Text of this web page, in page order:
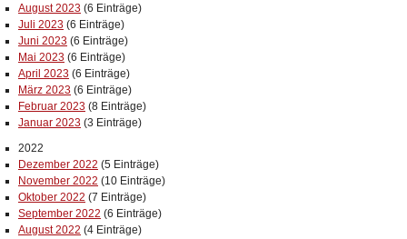
August 2023 (6 Einträge)
Juli 2023 (6 Einträge)
Juni 2023 (6 Einträge)
Mai 2023 (6 Einträge)
April 2023 (6 Einträge)
März 2023 (6 Einträge)
Februar 2023 (8 Einträge)
Januar 2023 (3 Einträge)
2022
Dezember 2022 (5 Einträge)
November 2022 (10 Einträge)
Oktober 2022 (7 Einträge)
September 2022 (6 Einträge)
August 2022 (4 Einträge)